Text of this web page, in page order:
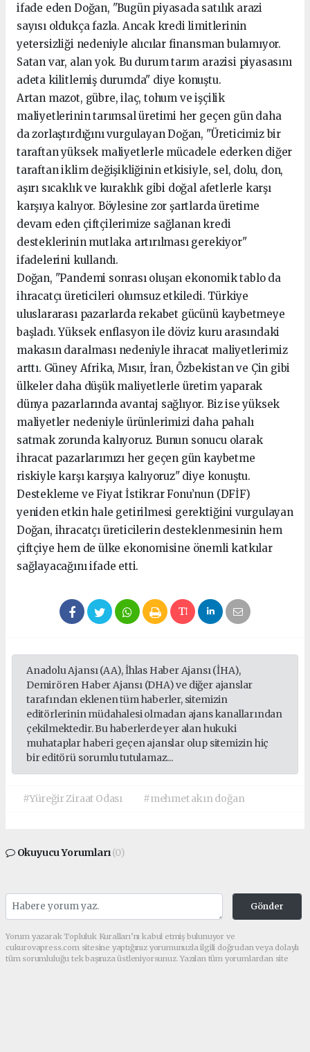
ifade eden Doğan, "Bugün piyasada satılık arazi
sayısı oldukça fazla. Ancak kredi limitlerinin
yetersizliği nedeniyle alıcılar finansman bulamıyor.
Satan var, alan yok. Bu durum tarım arazisi piyasasını
adeta kilitlemiş durumda" diye konuştu.
Artan mazot, gübre, ilaç, tohum ve işçilik
maliyetlerinin tarımsal üretimi her geçen gün daha
da zorlaştırdığını vurgulayan Doğan, "Üreticimiz bir
taraftan yüksek maliyetlerle mücadele ederken diğer
taraftan iklim değişikliğinin etkisiyle, sel, dolu, don,
aşırı sıcaklık ve kuraklık gibi doğal afetlerle karşı
karşıya kalıyor. Böylesine zor şartlarda üretime
devam eden çiftçilerimize sağlanan kredi
desteklerinin mutlaka artırılması gerekiyor"
ifadelerini kullandı.
Doğan, "Pandemi sonrası oluşan ekonomik tablo da
ihracatçı üreticileri olumsuz etkiledi. Türkiye
uluslararası pazarlarda rekabet gücünü kaybetmeye
başladı. Yüksek enflasyon ile döviz kuru arasındaki
makasın daralması nedeniyle ihracat maliyetlerimiz
arttı. Güney Afrika, Mısır, İran, Özbekistan ve Çin gibi
ülkeler daha düşük maliyetlerle üretim yaparak
dünya pazarlarında avantaj sağlıyor. Biz ise yüksek
maliyetler nedeniyle ürünlerimizi daha pahalı
satmak zorunda kalıyoruz. Bunun sonucu olarak
ihracat pazarlarımızı her geçen gün kaybetme
riskiyle karşı karşıya kalıyoruz" diye konuştu.
Destekleme ve Fiyat İstikrar Fonu’nun (DFİF)
yeniden etkin hale getirilmesi gerektiğini vurgulayan
Doğan, ihracatçı üreticilerin desteklenmesinin hem
çiftçiye hem de ülke ekonomisine önemli katkılar
sağlayacağını ifade etti.
Anadolu Ajansı (AA), İhlas Haber Ajansı (İHA),
Demirören Haber Ajansı (DHA) ve diğer ajanslar
tarafından eklenen tüm haberler, sitemizin
editörlerinin müdahalesi olmadan ajans kanallarından
çekilmektedir. Bu haberlerde yer alan hukuki
muhataplar haberi geçen ajanslar olup sitemizin hiç
bir editörü sorumlu tutulamaz...
#Yüreğir Ziraat Odası #mehmet akın doğan
Okuyucu Yorumları(0)
Gönder
Yorum yazarak Topluluk Kuralları’nı kabul etmiş bulunuyor ve
cukurovapress.com sitesine yaptığınız yorumunuzla ilgili doğrudan veya dolaylı
tüm sorumluluğu tek başınıza üstleniyorsunuz. Yazılan tüm yorumlardan site